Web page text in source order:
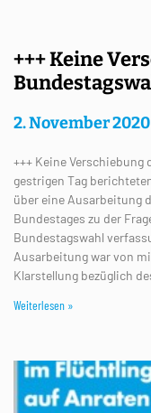
+++ Keine
2. November 2020
+++ Keine Verschiebung
gestrigen Tag
über eine Ausarbeitung
Bundestages zu der
Bundestagswahl
Ausarbeitung war von
Klarstellung bezüglich
Weiterlesen »